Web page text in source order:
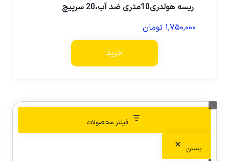
ریسه هولدری10متری ضد آب،20 سرپیچ
۱,۷۵۰,۰۰۰ تومان
خرید
فیلتر محصولات
بستن